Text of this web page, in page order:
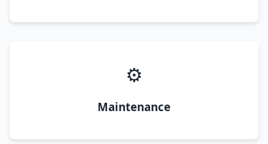
⚙️
Maintenance